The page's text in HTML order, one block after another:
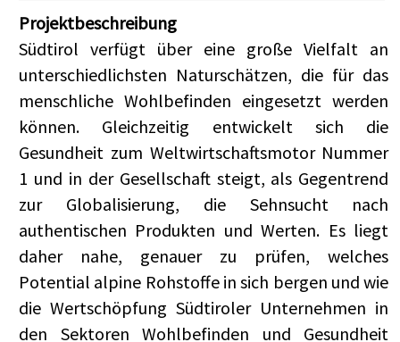
Projektbeschreibung
Südtirol verfügt über eine große Vielfalt an
unterschiedlichsten Naturschätzen, die für das
menschliche Wohlbefinden eingesetzt werden
können. Gleichzeitig entwickelt sich die
Gesundheit zum Weltwirtschaftsmotor Nummer
1 und in der Gesellschaft steigt, als Gegentrend
zur Globalisierung, die Sehnsucht nach
authentischen Produkten und Werten. Es liegt
daher nahe, genauer zu prüfen, welches
Potential alpine Rohstoffe in sich bergen und wie
die Wertschöpfung Südtiroler Unternehmen in
den Sektoren Wohlbefinden und Gesundheit